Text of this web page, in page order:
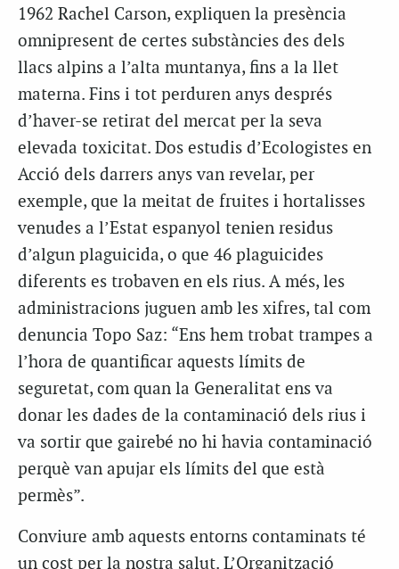
1962 Rachel Carson, expliquen la presència
omnipresent de certes substàncies des dels
llacs alpins a l’alta muntanya, fins a la llet
materna. Fins i tot perduren anys després
d’haver-se retirat del mercat per la seva
elevada toxicitat. Dos estudis d’Ecologistes en
Acció dels darrers anys van revelar, per
exemple, que la meitat de fruites i hortalisses
venudes a l’Estat espanyol tenien residus
d’algun plaguicida, o que 46 plaguicides
diferents es trobaven en els rius. A més, les
administracions juguen amb les xifres, tal com
denuncia Topo Saz: “Ens hem trobat trampes a
l’hora de quantificar aquests límits de
seguretat, com quan la Generalitat ens va
donar les dades de la contaminació dels rius i
va sortir que gairebé no hi havia contaminació
perquè van apujar els límits del que està
permès”.
Conviure amb aquests entorns contaminats té
un cost per la nostra salut. L’Organització